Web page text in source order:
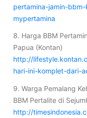
pertamina-jamin-
mypertamina
8. Harga BBM
Papua (Kontan)
http://
hari-ini-komplet-dari-
9. Warga Pemalang
BBM Pertalite di
http://